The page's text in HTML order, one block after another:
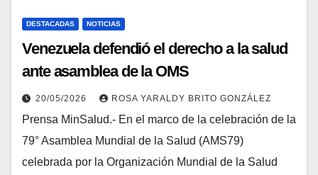
DESTACADAS NOTICIAS
Venezuela defendió el derecho a la salud
ante asamblea de la OMS
20/05/2026 ROSA YARALDY BRITO GONZÁLEZ
Prensa MinSalud.- En el marco de la celebración de la
79° Asamblea Mundial de la Salud (AMS79)
celebrada por la Organización Mundial de la Salud